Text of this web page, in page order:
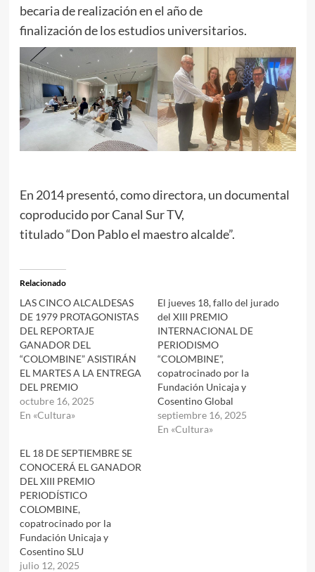
becaria de realización en el año de
finalización de los estudios universitarios.
En 2014 presentó, como directora, un documental
coproducido por Canal Sur TV,
titulado “Don Pablo el maestro alcalde”.
Relacionado
LAS CINCO ALCALDESAS
DE 1979 PROTAGONISTAS
DEL REPORTAJE
GANADOR DEL
“COLOMBINE” ASISTIRÁN
EL MARTES A LA ENTREGA
DEL PREMIO
octubre 16, 2025
En «Cultura»
El jueves 18, fallo del jurado
del XIII PREMIO
INTERNACIONAL DE
PERIODISMO
“COLOMBINE”,
copatrocinado por la
Fundación Unicaja y
Cosentino Global
septiembre 16, 2025
En «Cultura»
EL 18 DE SEPTIEMBRE SE
CONOCERÁ EL GANADOR
DEL XIII PREMIO
PERIODÍSTICO
COLOMBINE,
copatrocinado por la
Fundación Unicaja y
Cosentino SLU
julio 12, 2025